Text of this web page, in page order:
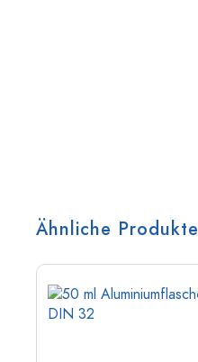
Ähnliche Produkte